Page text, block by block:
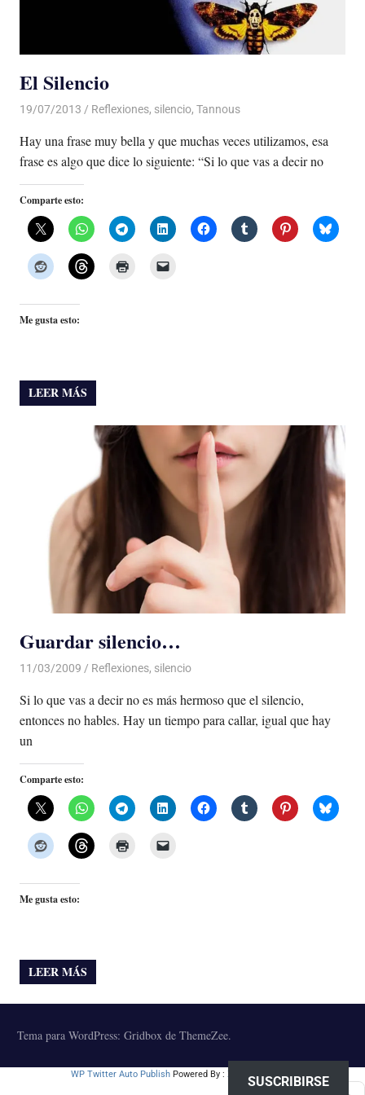
El Silencio
19/07/2013 Luis Castellanos
Reflexiones, silencio, Tannous
Hay una frase muy bella y que muchas veces utilizamos, esa
frase es algo que dice lo siguiente: “Si lo que vas a decir no
Comparte esto:
Me gusta esto:
LEER MÁS
Guardar silencio…
11/03/2009 Luis Castellanos
Reflexiones, silencio
Si lo que vas a decir no es más hermoso que el silencio,
entonces no hables. Hay un tiempo para callar, igual que hay
un
Comparte esto:
Me gusta esto:
LEER MÁS
Tema para WordPress: Gridbox de ThemeZee.
WP Twitter Auto Publish Powered By : XYZScripts.com
SUSCRIBIRSE